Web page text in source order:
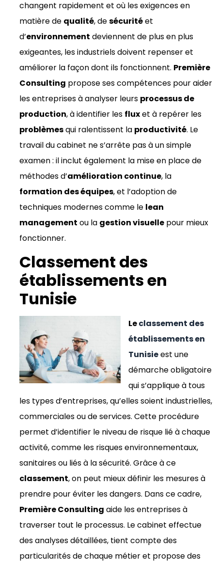
changent rapidement et où les exigences en
matière de qualité, desécuritéet
d’environnement deviennent de plus en plus
exigeantes, les industriels doivent repenser et
améliorer la façon dont ils fonctionnent. Première
Consulting propose ses compétences pour aider
les entreprises à analyser leurs processus de
production, à identifier les fluxet à repérer les
problèmesqui ralentissent la productivité. Le
travail du cabinet ne s’arrête pas à un simple
examen : il inclut également la mise en place de
méthodes d’amélioration continue, la
formation des équipes, et l’adoption de
techniques modernes comme le lean
management ou la gestion visuelle pour mieux
fonctionner.
Classement des
établissements en
Tunisie
Leclassement des
établissements en
Tunisieest une
démarche obligatoire
qui s’applique à tous
les types d’entreprises, qu’elles soient industrielles,
commerciales ou de services. Cette procédure
permet d’identifier le niveau de risque lié à chaque
activité, comme les risques environnementaux,
sanitaires ou liés à la sécurité. Grâce à ce
classement, on peut mieux définir les mesures à
prendre pour éviter les dangers. Dans ce cadre,
Première Consulting aide les entreprises à
traverser tout le processus. Le cabinet effectue
des analyses détaillées, tient compte des
particularités de chaque métier et propose des